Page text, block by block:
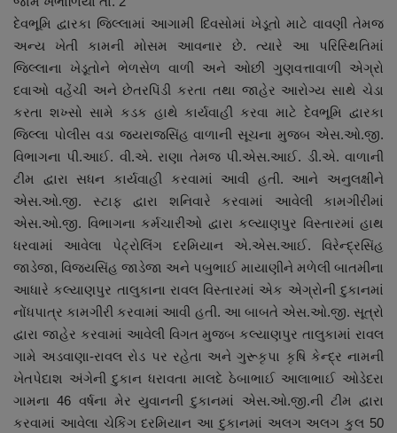
નાણાંકીય સમાચાર
સ્થાનિક સમાચાર
સ્પોર્ટ્સ
રાશિફળ
ગુનાખોરી
બોલિવૂડ
સ્વાસ્થ્ય
દેવભૂમિ દ્વારકા જિલ્લામાં આગામી દિવસોમાં ખેડૂતો માટે વાવણી તેમજ
અન્ય ખેતી કામની મોસમ આવનાર છે. ત્યારે આ પરિસ્થિતિમાં
જિલ્લાના ખેડૂતોને ભેળસેળ વાળી અને ઓછી ગુણવત્તાવાળી એગ્રો
દવાઓ વહેંચી અને છેતરપિંડી કરતા તથા જાહેર આરોગ્ય સાથે ચેડા
કરતા શખ્સો સામે કડક હાથે કાર્યવાહી કરવા માટે દેવભૂમિ દ્વારકા
જિલ્લા પોલીસ વડા જયરાજસિંહ વાળાની સૂચના મુજબ એસ.ઓ.જી.
વિભાગના પી.આઈ. વી.એ. રાણા તેમજ પી.એસ.આઈ. ડી.એ. વાળાની
ટીમ દ્વારા સધન કાર્યવાહી કરવામાં આવી હતી. આને અનુલક્ષીને
એસ.ઓ.જી. સ્ટાફ દ્વારા શનિવારે કરવામાં આવેલી કામગીરીમાં
એસ.ઓ.જી. વિભાગના કર્મચારીઓ દ્વારા કલ્યાણપુર વિસ્તારમાં હાથ
ધરવામાં આવેલા પેટ્રોલિંગ દરમિયાન એ.એસ.આઈ. વિરેન્દ્રસિંહ
જાડેજા, વિજયસિંહ જાડેજા અને પબુભાઈ માયાણીને મળેલી બાતમીના
આધારે કલ્યાણપુર તાલુકાના રાવલ વિસ્તારમાં એક એગ્રોની દુકાનમાં
નોંધપાત્ર કામગીરી કરવામાં આવી હતી. આ બાબતે એસ.ઓ.જી. સૂત્રો
દ્વારા જાહેર કરવામાં આવેલી વિગત મુજબ કલ્યાણપુર તાલુકામાં રાવલ
ગામે અડવાણા-રાવલ રોડ પર રહેતા અને ગુરૂકૃપા કૃષિ કેન્દ્ર નામની
ખેતપેદાશ અંગેની દુકાન ધરાવતા માલદે ઠેબાભાઈ આલાભાઈ ઓડેદરા
ગામના 46 વર્ષના મેર યુવાનની દુકાનમાં એસ.ઓ.જી.ની ટીમ દ્વારા
કરવામાં આવેલા ચેકિંગ દરમિયાન આ દુકાનમાં અલગ અલગ કુલ 50